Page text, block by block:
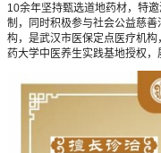
10余年坚持甄选道地药材，特
制，同时积极参与社会公益慈
构，是武汉市医保定点医疗机
药大学中医养生实践基地授权，